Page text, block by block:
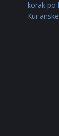
korak po